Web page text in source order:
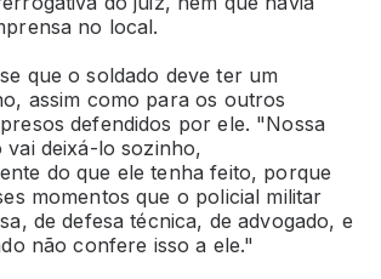
no local.
que o soldado deve ter um
assim como para os outros
defendidos por ele. "Nossa
vai deixá-lo sozinho,
do que ele tenha feito, porque
momentos que o policial militar
de defesa técnica, de advogado, e
não confere isso a ele."